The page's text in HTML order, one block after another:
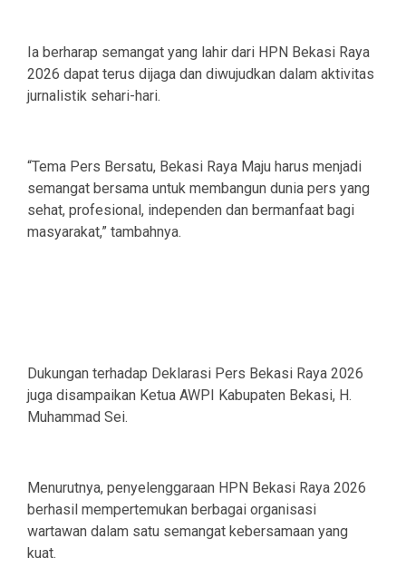
Ia berharap semangat yang lahir dari HPN Bekasi Raya
2026 dapat terus dijaga dan diwujudkan dalam aktivitas
jurnalistik sehari-hari.
“Tema Pers Bersatu, Bekasi Raya Maju harus menjadi
semangat bersama untuk membangun dunia pers yang
sehat, profesional, independen dan bermanfaat bagi
masyarakat,” tambahnya.
Dukungan terhadap Deklarasi Pers Bekasi Raya 2026
juga disampaikan Ketua AWPI Kabupaten Bekasi, H.
Muhammad Sei.
Menurutnya, penyelenggaraan HPN Bekasi Raya 2026
berhasil mempertemukan berbagai organisasi
wartawan dalam satu semangat kebersamaan yang
kuat.